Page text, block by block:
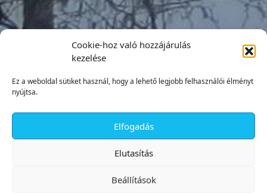
Cookie-hoz való hozzájárulás
kezelése
Ez a weboldal sütiket használ, hogy a lehető legjobb felhasználói élményt
nyújtsa.
Elfogadás
Elutasítás
Beállítások
✕